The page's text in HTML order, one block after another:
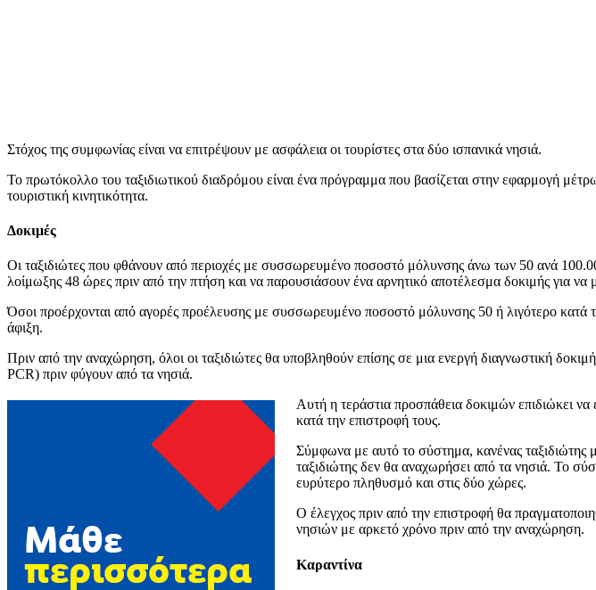
Στόχος της συμφωνίας είναι να επιτρέψουν με ασφάλεια οι τουρίστες στα δύο ισπανικά νησιά.
Το πρωτόκολλο του ταξιδιωτικού διαδρόμου είναι ένα πρόγραμμα που βασίζεται στην εφαρμογή
τουριστική κινητικότητα.
Δοκιμές
Οι ταξιδιώτες που φθάνουν από περιοχές με συσσωρευμένο ποσοστό μόλυνσης άνω των 50 ανά
λοίμωξης 48 ώρες πριν από την πτήση και να παρουσιάσουν ένα αρνητικό αποτέλεσμα δοκιμής για να
Όσοι προέρχονται από αγορές προέλευσης με συσσωρευμένο ποσοστό μόλυνσης 50 ή λιγότερο κατά
άφιξη.
Πριν από την αναχώρηση, όλοι οι ταξιδιώτες θα υποβληθούν επίσης σε μια ενεργή διαγνωστική
PCR) πριν φύγουν από τα νησιά.
Αυτή η τεράστια προσπάθεια δοκιμών επιδιώκει να
κατά την επιστροφή τους.
Σύμφωνα με αυτό το σύστημα, κανένας ταξιδιώτης
ταξιδιώτης δεν θα αναχωρήσει από τα νησιά. Το
ευρύτερο πληθυσμό και στις δύο χώρες.
Ο έλεγχος πριν από την επιστροφή θα
νησιών με αρκετό χρόνο πριν από την αναχώρηση.
Καραντίνα